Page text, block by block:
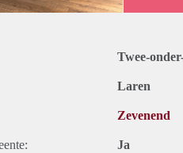
voor het gas, water en elektra
over andere woningen in
Twee-
Laren
Zevenend
Ja